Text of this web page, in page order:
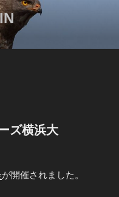
ズ横浜大
が開催されました。